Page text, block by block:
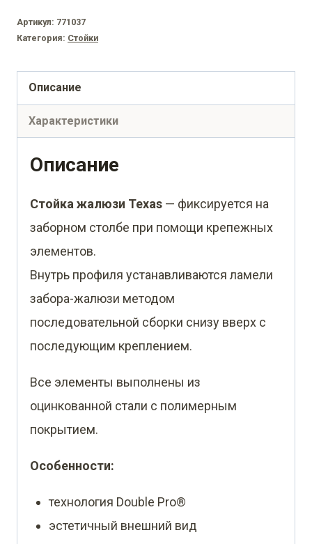
жалюзи
Texas
монтажа
без
крепежного
вкладыша
Rooftop
Бархат
RAL
8017
шоколад
(2,5м)
Артикул: 771037
Категория: Стойки
Описание
Характеристики
Описание
Стойка жалюзи Texas — фиксируется на
заборном столбе при помощи крепежных
элементов.
Внутрь профиля устанавливаются ламели
забора-жалюзи методом
последовательной сборки снизу вверх с
последующим креплением.
Все элементы выполнены из
оцинкованной стали с полимерным
покрытием.
Особенности:
технология Double Pro®
эстетичный внешний вид